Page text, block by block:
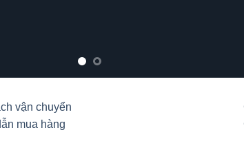
vận chuyển
mua hàng